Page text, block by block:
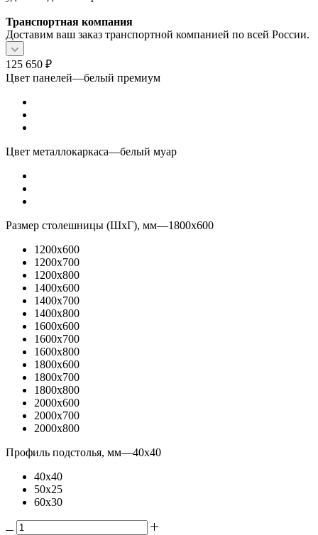
Транспортная компания
Доставим ваш заказ транспортной компанией по всей России.
125 650 ₽
Цвет панелей—белый премиум
Цвет металлокаркаса—белый муар
Размер столешницы (ШхГ), мм—1800x600
1200x600
1200x700
1200x800
1400x600
1400x700
1400x800
1600x600
1600x700
1600x800
1800x600
1800x700
1800x800
2000x600
2000x700
2000x800
Профиль подстолья, мм—40x40
40x40
50x25
60x30